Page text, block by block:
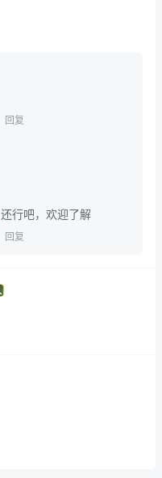
回复
还行吧，欢迎了解
回复